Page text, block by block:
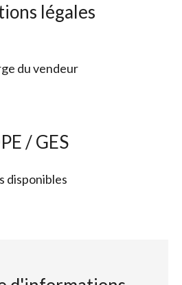
légales
du vendeur
/ GES
disponibles